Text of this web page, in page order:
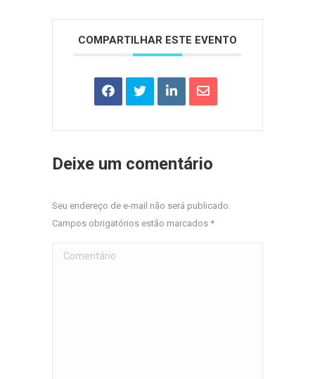
COMPARTILHAR ESTE EVENTO
Deixe um comentário
Seu endereço de e-mail não será publicado.
Campos obrigatórios estão marcados *
Comentário